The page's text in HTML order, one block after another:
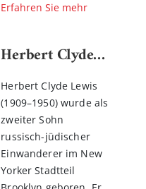
Erfahren Sie mehr
Herbert Clyde Lewis
Herbert Clyde Lewis
(1909–1950) wurde als
zweiter Sohn
russisch-jüdischer
Einwanderer im New
Yorker Stadtteil